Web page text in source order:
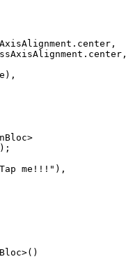
me!!!"),